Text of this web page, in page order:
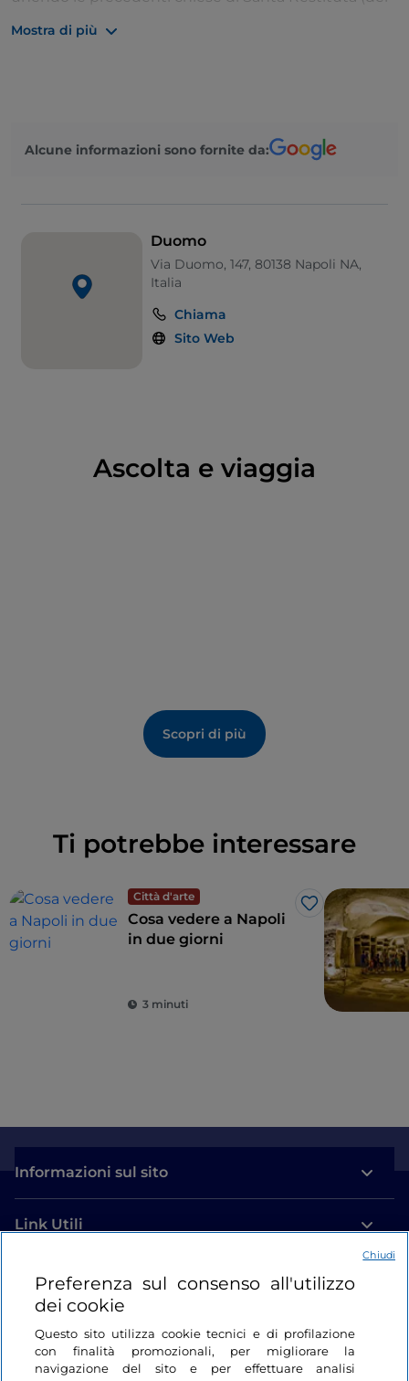
Fu Roberto d’Angiò a completarne i lavori nel 1313.
del Trecento e una Madonna col Bambino di Tino di
e nel transetto i soffitti lignei intagliati e dorati (del
1621), incorniciano dipinti di pittori tardomanieristi. Di
Luca Giordano sono i santi tra i finestroni (a
eccezione di due di Francesco Solimena ai lati
dell’arco absidale) e i sottostanti tondi con i patroni
di Napoli. Nella navata destra, ai lati della seconda
Gennaro. Nel transetto destro si ammirano il sepolcro
Sersale di Giuseppe Sammartino e la pala con
Mostra di più
Alcune informazioni sono fornite da:
Duomo
Via Duomo, 147, 80138 Napoli NA,
Italia
Chiama
Sito Web
Ascolta e viaggia
Scopri di più
Ti potrebbe interessare
Città d'arte
Like
Cosa vedere a Napoli
in due giorni
3 minuti
Informazioni sul sito
Link Utili
Login
Restiamo in contatto
Preferenza sul consenso all'utilizzo
dei cookie
Questo sito utilizza cookie tecnici e di profilazione
con finalità promozionali, per migliorare la
navigazione del sito e per effettuare analisi
Chiudi